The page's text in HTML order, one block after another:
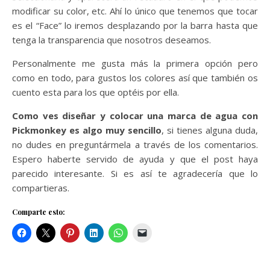
modificar su color, etc. Ahí lo único que tenemos que tocar
es el “Face” lo iremos desplazando por la barra hasta que
tenga la transparencia que nosotros deseamos.
Personalmente me gusta más la primera opción pero
como en todo, para gustos los colores así que también os
cuento esta para los que optéis por ella.
Como ves diseñar y colocar una marca de agua con
Pickmonkey es algo muy sencillo, si tienes alguna duda,
no dudes en preguntármela a través de los comentarios.
Espero haberte servido de ayuda y que el post haya
parecido interesante. Si es así te agradecería que lo
compartieras.
Comparte esto: